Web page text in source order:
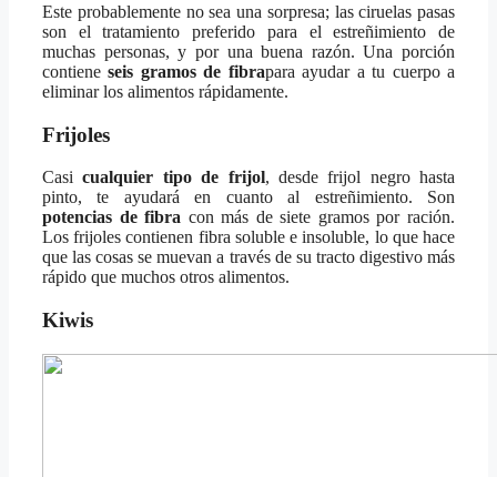
Este probablemente no sea una sorpresa; las ciruelas pasas
son el tratamiento preferido para el estreñimiento de
muchas personas, y por una buena razón. Una porción
contiene seis gramos de fibrapara ayudar a tu cuerpo a
eliminar los alimentos rápidamente.
Frijoles
Casicualquier tipo de frijol, desde frijol negro hasta
pinto, te ayudará en cuanto al estreñimiento. Son
potencias de fibra con más de siete gramos por ración.
Los frijoles contienen fibra soluble e insoluble, lo que hace
que las cosas se muevan a través de su tracto digestivo más
rápido que muchos otros alimentos.
Kiwis